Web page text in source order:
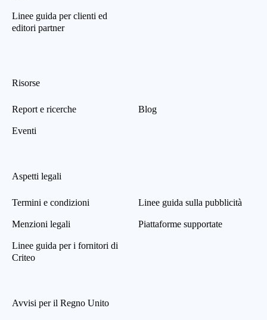
Linee guida per clienti ed
editori partner
Risorse
Report e ricerche
Eventi
Blog
Aspetti legali
Termini e condizioni
Menzioni legali
Linee guida per i fornitori di
Criteo
Linee guida sulla pubblicità
Piattaforme supportate
Avvisi per il Regno Unito